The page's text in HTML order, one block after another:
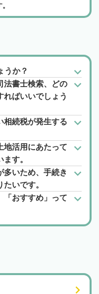
うか？
法書士検索、どの
ればいいでしょう
相続税が発生する
地活用にあたって
す。
多いため、手続き
いです。
「おすすめ」って